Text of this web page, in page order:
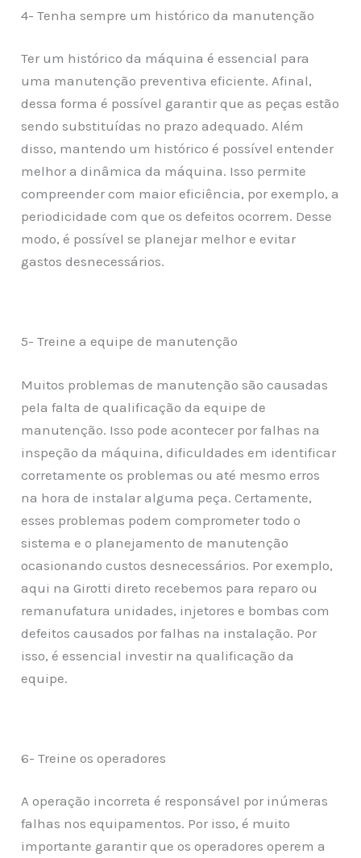
4- Tenha sempre um histórico da manutenção
Ter um histórico da máquina é essencial para
uma manutenção preventiva eficiente. Afinal,
dessa forma é possível garantir que as peças estão
sendo substituídas no prazo adequado. Além
disso, mantendo um histórico é possível entender
melhor a dinâmica da máquina. Isso permite
compreender com maior eficiência, por exemplo, a
periodicidade com que os defeitos ocorrem. Desse
modo, é possível se planejar melhor e evitar
gastos desnecessários.
5- Treine a equipe de manutenção
Muitos problemas de manutenção são causadas
pela falta de qualificação da equipe de
manutenção. Isso pode acontecer por falhas na
inspeção da máquina, dificuldades em identificar
corretamente os problemas ou até mesmo erros
na hora de instalar alguma peça. Certamente,
esses problemas podem comprometer todo o
sistema e o planejamento de manutenção
ocasionando custos desnecessários. Por exemplo,
aqui na Girotti direto recebemos para reparo ou
remanufatura unidades, injetores e bombas com
defeitos causados por falhas na instalação. Por
isso, é essencial investir na qualificação da
equipe.
6- Treine os operadores
A operação incorreta é responsável por inúmeras
falhas nos equipamentos. Por isso, é muito
importante garantir que os operadores operem a